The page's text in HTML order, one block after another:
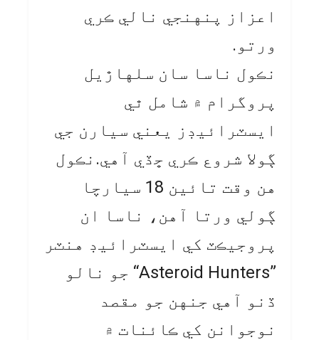
اعزاز پنهنجي نالي ڪري
ورتو.
نڪول ناسا سان سلهاڙيل
پروگرام ۾ شامل ٿي
ايسٽرائيڊز يعني سيارن جي
ڳولا شروع ڪري ڇڏي آهي.نڪول
هن وقت تائين 18 سيارچا
ڳولي ورتا آهن، ناسا ان
پروجيڪٽ کي ايسٽرائيڊ هنٽر
”Asteroid Hunters“ جو نالو
ڏنو آهي جنهن جو مقصد
نوجوانن کي ڪائنات ۾